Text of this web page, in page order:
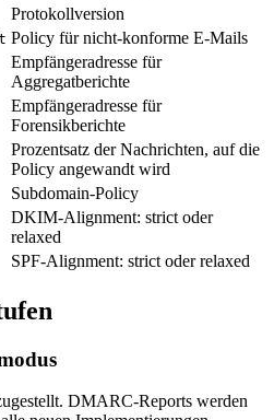
Protokollversion
Policy für nicht-konforme E-Mails
Empfängeradresse für
Aggregatberichte
Empfängeradresse für
Forensikberichte
Prozentsatz der Nachrichten, auf die
Policy angewandt wird
Subdomain-Policy
DKIM-Alignment: strict oder
relaxed
SPF-Alignment: strict oder relaxed
DMARC-Reports werden